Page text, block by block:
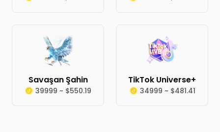
Savaşan Şahin
39999 ~ $550.19
TikTok Universe+
34999 ~ $481.41